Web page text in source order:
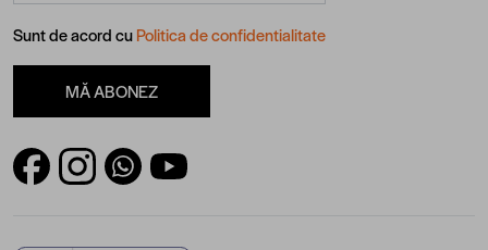
Sunt de acord cuPolitica de confidentialitate
MĂ ABONEZ